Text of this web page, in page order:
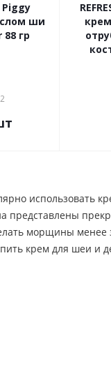
Piggy
ши
88 гр
использовать
представлены
морщины
крем для шеи и